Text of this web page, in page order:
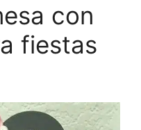
con
fiestas